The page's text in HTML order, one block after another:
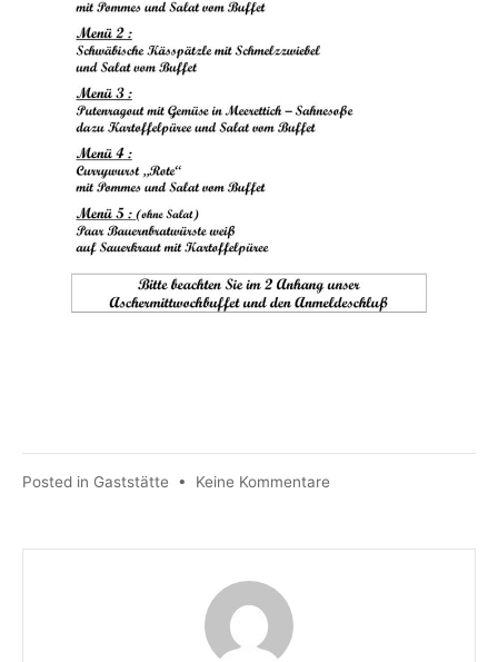
Posted in Gaststätte • Keine Kommentare